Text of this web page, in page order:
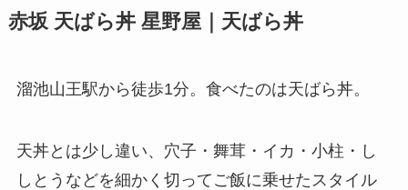
赤坂 天ばら丼 星野屋｜天ばら丼
溜池山王駅から徒歩1分。食べたのは天ばら丼。
天丼とは少し違い、穴子・舞茸・イカ・小柱・し
しとうなどを細かく切ってご飯に乗せたスタイル